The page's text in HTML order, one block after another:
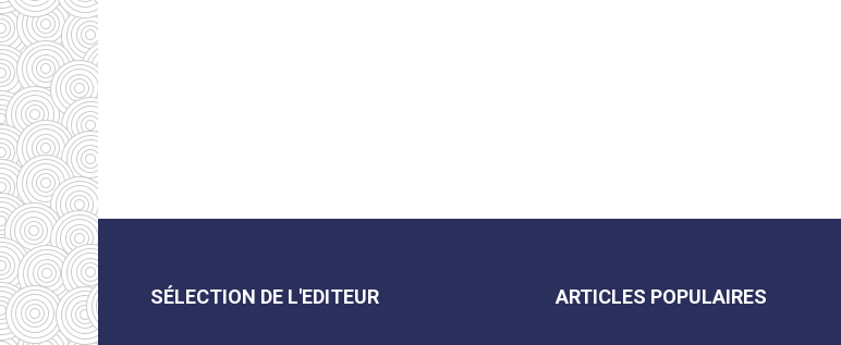
SÉLECTION DE L'EDITEUR ARTICLES POPULAIRES